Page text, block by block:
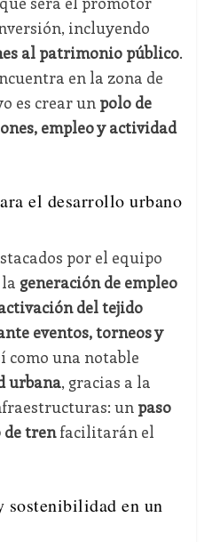
incluyendo
al patrimonio público.
en la zona de
es crear un polo de
empleo y actividad
el desarrollo urbano
por el equipo
generación de empleo
del tejido
eventos, torneos y
como una notable
urbana, gracias a la
un paso
de trenfacilitarán el
sostenibilidad en un